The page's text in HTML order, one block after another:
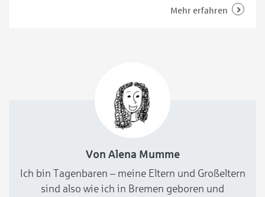
Stadtteil interessiert dagegen ganz anderes. Wo kann
Mehr erfahren
Von Alena Mumme
Ich bin Tagenbaren – meine Eltern und Großeltern
sind also wie ich in Bremen geboren und